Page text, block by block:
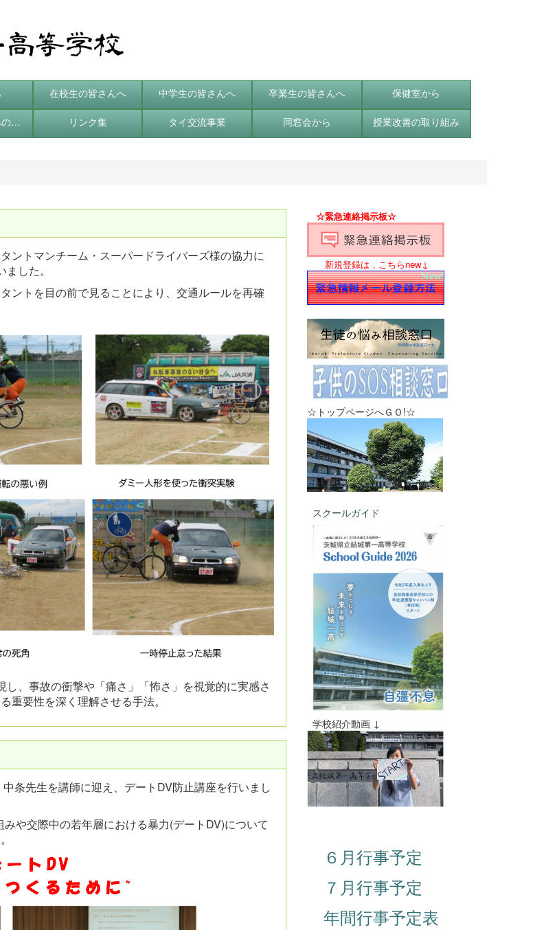
在校生の皆さんへ 中学生の皆さんへ 卒業生の皆さんへ 保健室から
外国人生徒等への支援 リンク集 タイ交流事業 同窓会から 授業改善の取り組み
ントマンチーム・スーパードライバーズ様の協力に
した。
ントを目の前で見ることにより、交通ルールを再確
、事故の衝撃や「痛さ」「怖さ」を視覚的に実感さ
重要性を深く理解させる手法。
条先生を講師に迎え、デートDV防止講座を行いまし
や交際中の若年層における暴力(デートDV)について
☆緊急連絡掲示板☆
新規登録は，こちらnew↓
☆トップページへＧＯ!☆
スクールガイド
学校紹介動画 ↓
６月行事予定
７月行事予定
年間行事予定表